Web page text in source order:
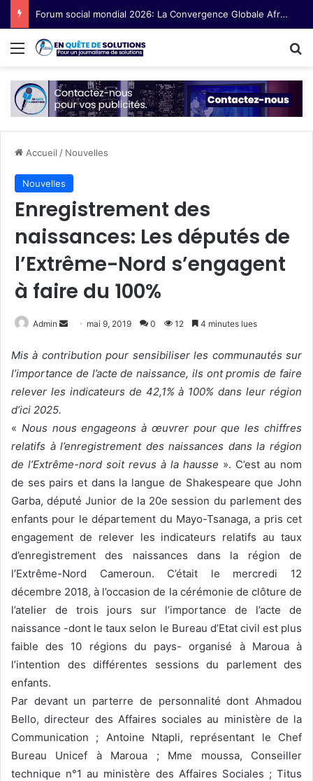
Forum social mondial 2026: La Convergence Globale Afrique centrale en route pour Cotonou
Menu
Accueil / Nouvelles
Nouvelles
Enregistrement des
naissances: Les députés de
l’Extrême-Nord s’engagent
à faire du 100%
Admin
v
o
y
r
r
r
i
e
l
mai 9, 2019 0 12 4 minutes lues
Mis à contribution pour sensibiliser les communautés sur
l’importance de l’acte de naissance, ils ont promis de faire
relever les indicateurs de 42,1% à 100% dans leur région
d’ici 2025.
« Nous nous engageons à œuvrer pour que les chiffres
relatifs à l’enregistrement des naissances dans la région
de l’Extrême-nord soit revus à la hausse ». C’est au nom
de ses pairs et dans la langue de Shakespeare que John
Garba, député Junior de la 20e session du parlement des
enfants pour le département du Mayo-Tsanaga, a pris cet
engagement de relever les indicateurs relatifs au taux
d’enregistrement des naissances dans la région de
l’Extrême-Nord Cameroun. C’était le mercredi 12
décembre 2018, à l’occasion de la cérémonie de clôture de
l’atelier de trois jours sur l’importance de l’acte de
naissance -dont le taux selon le Bureau d’Etat civil est plus
faible des 10 régions du pays- organisé à Maroua à
l’intention des différentes sessions du parlement des
enfants.
Par devant un parterre de personnalité dont Ahmadou
Bello, directeur des Affaires sociales au ministère de la
Communication ; Antoine Ntapli, représentant le Chef
Bureau Unicef à Maroua ; Mme moussa, Conseiller
technique n°1 au ministère des Affaires Sociales ; Titus